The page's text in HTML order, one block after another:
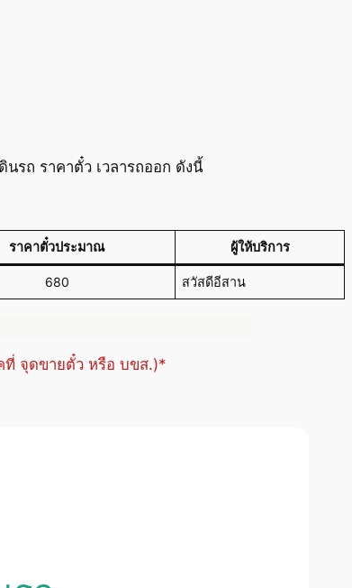
รถ ราคาตั๋ว เวลารถออก ดังนี้
ราคาตั๋วประมาณ ผู้ให้บริการ
680 สวัสดีอีสาน
ที่ จุดขายตั๋ว หรือ บขส.)*